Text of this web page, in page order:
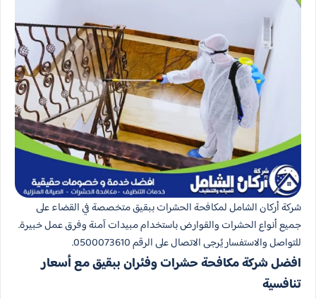
شركة أركان الشامل لمكافحة الحشرات ببقيق متخصصة في القضاء على
جميع أنواع الحشرات والقوارض باستخدام مبيدات آمنة وفرق عمل خبيرة.
للتواصل والاستفسار يُرجى الاتصال على الرقم 0500073610.
افضل شركة مكافحة حشرات وفئران​ ببقيق مع أسعار
تنافسية